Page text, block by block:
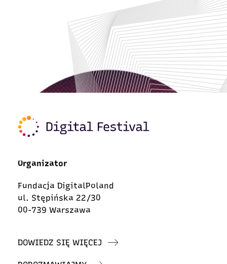
Organizator
Fundacja DigitalPoland
ul. Stępińska 22/30
00-739 Warszawa
DOWIEDZ SIĘ WIĘCEJ